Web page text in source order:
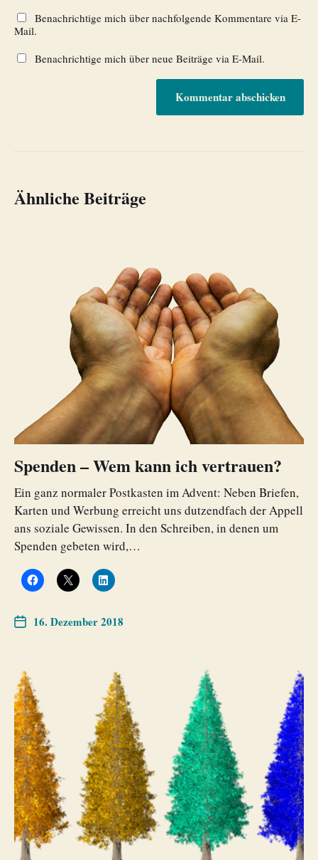
Benachrichtige mich über nachfolgende Kommentare via E-
Mail.
Benachrichtige mich über neue Beiträge via E-Mail.
Ähnliche Beiträge
Spenden – Wem kann ich vertrauen?
Ein ganz normaler Postkasten im Advent: Neben Briefen,
Karten und Werbung erreicht uns dutzendfach der Appell
ans soziale Gewissen. In den Schreiben, in denen um
Spenden gebeten wird,…
16. Dezember 2018